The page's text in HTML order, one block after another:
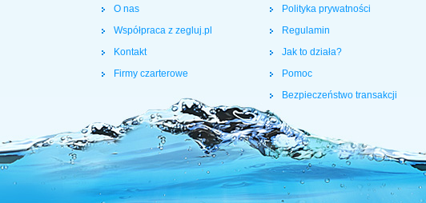
O nas
Współpraca z zegluj.pl
Kontakt
Firmy czarterowe
Polityka prywatności
Regulamin
Jak to działa?
Pomoc
Bezpieczeństwo transakcji